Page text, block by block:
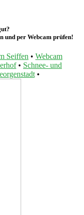
und per Webcam prüfen!
Seiffen • Webcam
• Schnee- und
•